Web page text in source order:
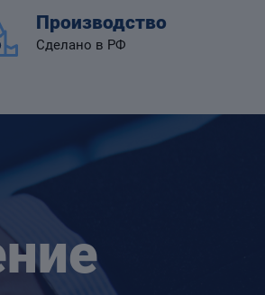
Производство
Сделано в РФ